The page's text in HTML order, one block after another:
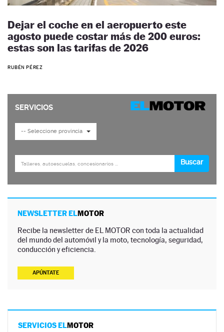
Dejar el coche en el aeropuerto este
agosto puede costar más de 200 euros:
estas son las tarifas de 2026
RUBÉN PÉREZ
NEWSLETTER ELMOTOR
Recibe la newsletter de EL MOTOR con toda la actualidad
del mundo del automóvil y la moto, tecnología, seguridad,
conducción y eficiencia.
APÚNTATE
SERVICIOS ELMOTOR